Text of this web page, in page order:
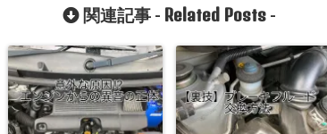
関連記事 - Related Posts-